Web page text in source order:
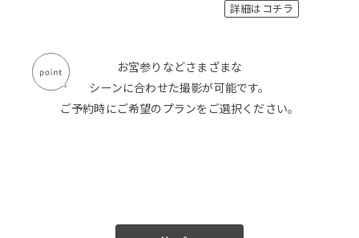
詳細はコチラ
お宮参りなどさまざまな
シーンに合わせた撮影が可能です。
ご予約時にご希望のプランをご選択ください。